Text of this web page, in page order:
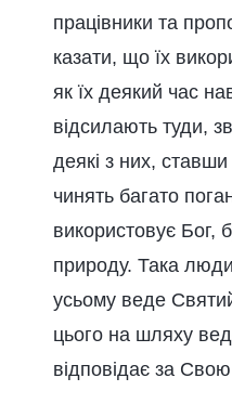
працівники та
казати, що їх
як їх деякий час
відсилають туди,
деякі з них,
чинять багато
використовує Бог,
природу. Така
усьому веде Святий
цього на шляху
відповідає за